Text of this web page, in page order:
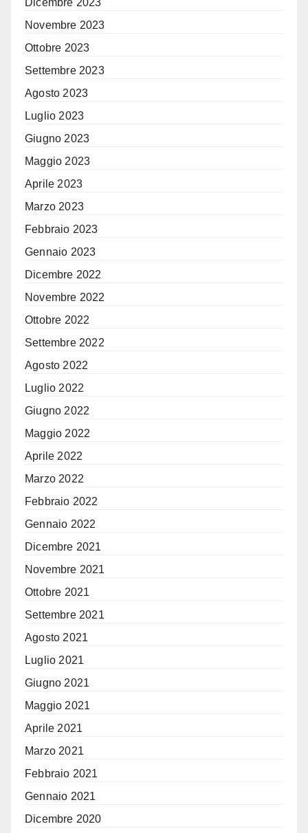
Dicembre 2023
Novembre 2023
Ottobre 2023
Settembre 2023
Agosto 2023
Luglio 2023
Giugno 2023
Maggio 2023
Aprile 2023
Marzo 2023
Febbraio 2023
Gennaio 2023
Dicembre 2022
Novembre 2022
Ottobre 2022
Settembre 2022
Agosto 2022
Luglio 2022
Giugno 2022
Maggio 2022
Aprile 2022
Marzo 2022
Febbraio 2022
Gennaio 2022
Dicembre 2021
Novembre 2021
Ottobre 2021
Settembre 2021
Agosto 2021
Luglio 2021
Giugno 2021
Maggio 2021
Aprile 2021
Marzo 2021
Febbraio 2021
Gennaio 2021
Dicembre 2020